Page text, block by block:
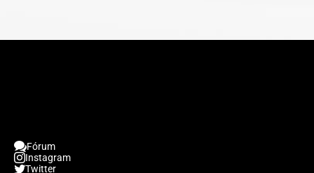
Fórum
Instagram
Twitter